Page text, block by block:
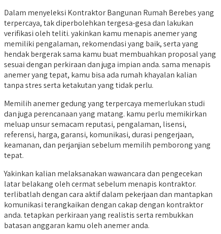
Dalam menyeleksi Kontraktor Bangunan Rumah Berebes yang
terpercaya, tak diperbolehkan tergesa-gesa dan lakukan
verifikasi oleh teliti. yakinkan kamu menapis anemer yang
memiliki pengalaman, rekomendasi yang baik, serta yang
hendak bergerak sama kamu buat membuahkan proposal yang
sesuai dengan perkiraan dan juga impian anda. sama menapis
anemer yang tepat, kamu bisa ada rumah khayalan kalian
tanpa stres serta ketakutan yang tidak perlu.
Memilih anemer gedung yang terpercaya memerlukan studi
dan juga perencanaan yang matang. kamu perlu memikirkan
meluap unsur semacam reputasi, pengalaman, lisensi,
referensi, harga, garansi, komunikasi, durasi pengerjaan,
keamanan, dan perjanjian sebelum memilih pemborong yang
tepat.
Yakinkan kalian melaksanakan wawancara dan pengecekan
latar belakang oleh cermat sebelum menapis kontraktor.
terlibatlah dengan cara aktif dalam pekerjaan dan mantapkan
komunikasi terangkaikan dengan cakap dengan kontraktor
anda. tetapkan perkiraan yang realistis serta rembukkan
batasan anggaran kamu oleh anemer anda.